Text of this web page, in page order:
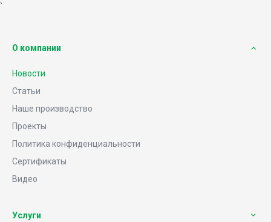
`
О компании
Новости
Статьи
Наше производство
Проекты
Политика конфиденциальности
Сертификаты
Видео
Услуги